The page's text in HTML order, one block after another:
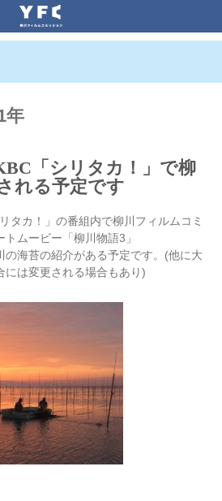
年
「シリタカ！」で柳
れる予定です
タカ！」の番組内で柳川フィルムコミ
ムービー「柳川物語3」
の海苔の紹介がある予定です。(他に大
には変更される場合もあり)